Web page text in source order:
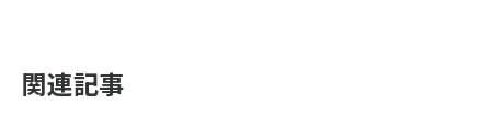
関連記事